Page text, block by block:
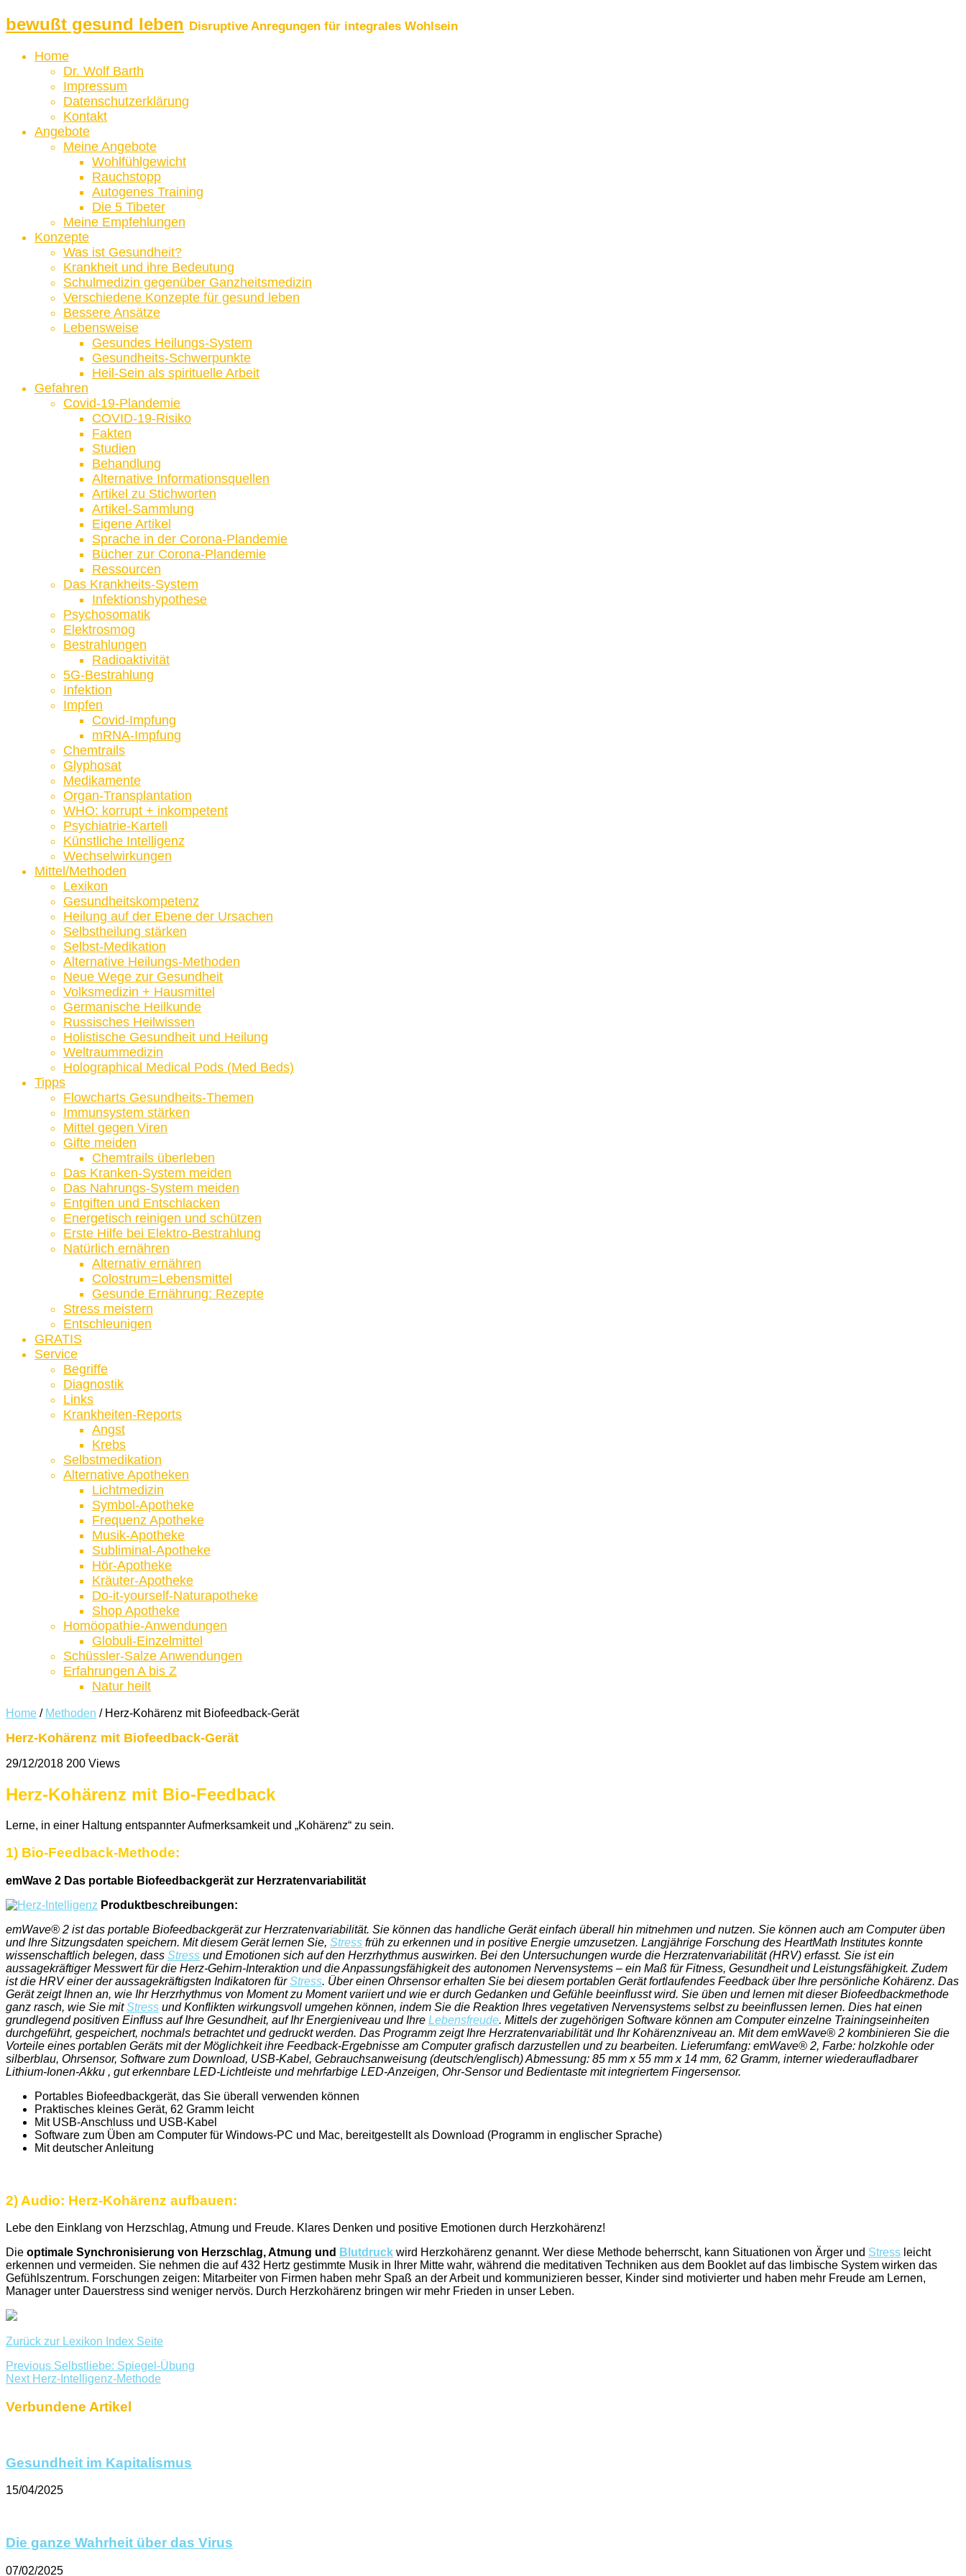
bewußt gesund leben Disruptive Anregungen für integrales Wohlsein
Home
Dr. Wolf Barth
Impressum
Datenschutzerklärung
Kontakt
Angebote
Meine Angebote
Wohlfühlgewicht
Rauchstopp
Autogenes Training
Die 5 Tibeter
Meine Empfehlungen
Konzepte
Was ist Gesundheit?
Krankheit und ihre Bedeutung
Schulmedizin gegenüber Ganzheitsmedizin
Verschiedene Konzepte für gesund leben
Bessere Ansätze
Lebensweise
Gesundes Heilungs-System
Gesundheits-Schwerpunkte
Heil-Sein als spirituelle Arbeit
Gefahren
Covid-19-Plandemie
COVID-19-Risiko
Fakten
Studien
Behandlung
Alternative Informationsquellen
Artikel zu Stichworten
Artikel-Sammlung
Eigene Artikel
Sprache in der Corona-Plandemie
Bücher zur Corona-Plandemie
Ressourcen
Das Krankheits-System
Infektionshypothese
Psychosomatik
Elektrosmog
Bestrahlungen
Radioaktivität
5G-Bestrahlung
Infektion
Impfen
Covid-Impfung
mRNA-Impfung
Chemtrails
Glyphosat
Medikamente
Organ-Transplantation
WHO: korrupt + inkompetent
Psychiatrie-Kartell
Künstliche Intelligenz
Wechselwirkungen
Mittel/Methoden
Lexikon
Gesundheitskompetenz
Heilung auf der Ebene der Ursachen
Selbstheilung stärken
Selbst-Medikation
Alternative Heilungs-Methoden
Neue Wege zur Gesundheit
Volksmedizin + Hausmittel
Germanische Heilkunde
Russisches Heilwissen
Holistische Gesundheit und Heilung
Weltraummedizin
Holographical Medical Pods (Med Beds)
Tipps
Flowcharts Gesundheits-Themen
Immunsystem stärken
Mittel gegen Viren
Gifte meiden
Chemtrails überleben
Das Kranken-System meiden
Das Nahrungs-System meiden
Entgiften und Entschlacken
Energetisch reinigen und schützen
Erste Hilfe bei Elektro-Bestrahlung
Natürlich ernähren
Alternativ ernähren
Colostrum=Lebensmittel
Gesunde Ernährung: Rezepte
Stress meistern
Entschleunigen
GRATIS
Service
Begriffe
Diagnostik
Links
Krankheiten-Reports
Angst
Krebs
Selbstmedikation
Alternative Apotheken
Lichtmedizin
Symbol-Apotheke
Frequenz Apotheke
Musik-Apotheke
Subliminal-Apotheke
Hör-Apotheke
Kräuter-Apotheke
Do-it-yourself-Naturapotheke
Shop Apotheke
Homöopathie-Anwendungen
Globuli-Einzelmittel
Schüssler-Salze Anwendungen
Erfahrungen A bis Z
Natur heilt
Home / Methoden / Herz-Kohärenz mit Biofeedback-Gerät
Herz-Kohärenz mit Biofeedback-Gerät
29/12/2018 200 Views
Herz-Kohärenz mit Bio-Feedback
Lerne, in einer Haltung entspannter Aufmerksamkeit und „Kohärenz“ zu sein.
1) Bio-Feedback-Methode:
emWave 2 Das portable Biofeedbackgerät zur Herzratenvariabilität
Produktbeschreibungen:
emWave® 2 ist das portable Biofeedbackgerät zur Herzratenvariabilität. Sie können das handliche Gerät einfach überall hin mitnehmen und nutzen. Sie können auch am Computer üben
und Ihre Sitzungsdaten speichern. Mit diesem Gerät lernen Sie, Stress früh zu erkennen und in positive Energie umzusetzen. Langjährige Forschung des HeartMath Institutes konnte
wissenschaftlich belegen, dass Stress und Emotionen sich auf den Herzrhythmus auswirken. Bei den Untersuchungen wurde die Herzratenvariabilität (HRV) erfasst. Sie ist ein
aussagekräftiger Messwert für die Herz-Gehirn-Interaktion und die Anpassungsfähigkeit des autonomen Nervensystems – ein Maß für Fitness, Gesundheit und Leistungsfähigkeit. Zudem
ist die HRV einer der aussagekräftigsten Indikatoren fürStress. Über einen Ohrsensor erhalten Sie bei diesem portablen Gerät fortlaufendes Feedback über Ihre persönliche Kohärenz. Das
Gerät zeigt Ihnen an, wie Ihr Herzrhythmus von Moment zu Moment variiert und wie er durch Gedanken und Gefühle beeinflusst wird. Sie üben und lernen mit dieser Biofeedbackmethode
ganz rasch, wie Sie mitStress und Konflikten wirkungsvoll umgehen können, indem Sie die Reaktion Ihres vegetativen Nervensystems selbst zu beeinflussen lernen. Dies hat einen
grundlegend positiven Einfluss auf Ihre Gesundheit, auf Ihr Energieniveau und Ihre Lebensfreude. Mittels der zugehörigen Software können am Computer einzelne Trainingseinheiten
durchgeführt, gespeichert, nochmals betrachtet und gedruckt werden. Das Programm zeigt Ihre Herzratenvariabilität und Ihr Kohärenzniveau an. Mit dem emWave® 2 kombinieren Sie die
Vorteile eines portablen Geräts mit der Möglichkeit ihre Feedback-Ergebnisse am Computer grafisch darzustellen und zu bearbeiten. Lieferumfang: emWave® 2, Farbe: holzkohle oder
silberblau, Ohrsensor, Software zum Download, USB-Kabel, Gebrauchsanweisung (deutsch/englisch) Abmessung: 85 mm x 55 mm x 14 mm, 62 Gramm, interner wiederaufladbarer
Lithium-Ionen-Akku , gut erkennbare LED-Lichtleiste und mehrfarbige LED-Anzeigen, Ohr-Sensor und Bedientaste mit integriertem Fingersensor.
Portables Biofeedbackgerät, das Sie überall verwenden können
Praktisches kleines Gerät, 62 Gramm leicht
Mit USB-Anschluss und USB-Kabel
Software zum Üben am Computer für Windows-PC und Mac, bereitgestellt als Download (Programm in englischer Sprache)
Mit deutscher Anleitung
2) Audio: Herz-Kohärenz aufbauen:
Lebe den Einklang von Herzschlag, Atmung und Freude. Klares Denken und positive Emotionen durch Herzkohärenz!
Die optimale Synchronisierung von Herzschlag, Atmung und Blutdruck wird Herzkohärenz genannt. Wer diese Methode beherrscht, kann Situationen von Ärger und Stress leicht
erkennen und vermeiden. Sie nehmen die auf 432 Hertz gestimmte Musik in Ihrer Mitte wahr, während die meditativen Techniken aus dem Booklet auf das limbische System wirken das
Gefühlszentrum. Forschungen zeigen: Mitarbeiter von Firmen haben mehr Spaß an der Arbeit und kommunizieren besser, Kinder sind motivierter und haben mehr Freude am Lernen,
Manager unter Dauerstress sind weniger nervös. Durch Herzkohärenz bringen wir mehr Frieden in unser Leben.
Zurück zur Lexikon Index Seite
Previous Selbstliebe: Spiegel-Übung
NextHerz-Intelligenz-Methode
Verbundene Artikel
Gesundheit im Kapitalismus
15/04/2025
Die ganze Wahrheit über das Virus
07/02/2025